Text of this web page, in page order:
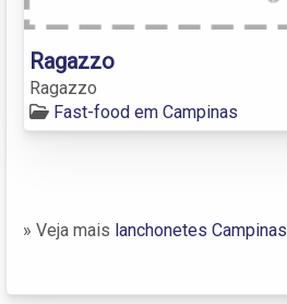
Ragazzo
Ragazzo
Fast-food em Campinas
» Veja mais lanchonetes Campinas